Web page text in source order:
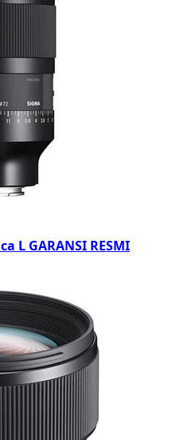
L GARANSI RESMI